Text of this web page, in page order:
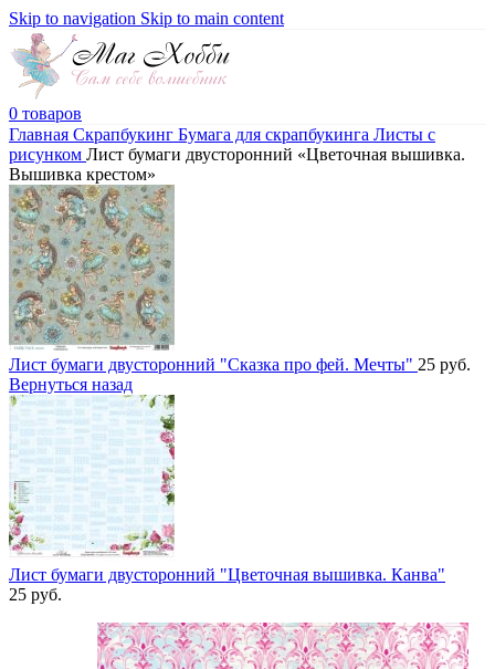
Skip to navigation Skip to main content
0 товаров
Главная Скрапбукинг Бумага для скрапбукинга Листы c
рисунком Лист бумаги двусторонний «Цветочная вышивка.
Вышивка крестом»
Лист бумаги двусторонний "Сказка про фей. Мечты" 25 руб.
Вернуться назад
Лист бумаги двусторонний "Цветочная вышивка. Канва"
25 руб.